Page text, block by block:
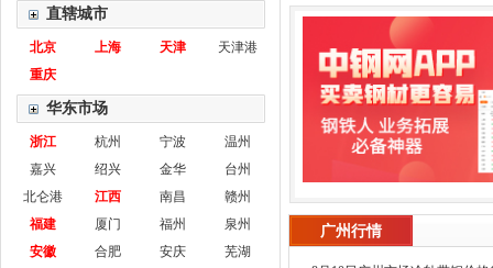
直辖城市
北京 上海 天津
天津港
重庆
华东市场
浙江 杭州 宁波
温州
嘉兴
绍兴 金华
台州
北仑港
江西 南昌
赣州
福建
厦门 福州
泉州
安徽
合肥 安庆
芜湖
广州行情